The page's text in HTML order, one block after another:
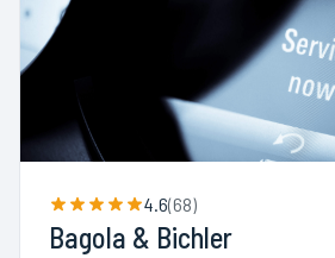
4.6(68)
Bagola & Bichler